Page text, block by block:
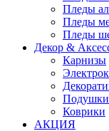
Пледы
Пледы
Пледы
Декор &
Карнизы
Подушки
Коврики
АКЦИЯ